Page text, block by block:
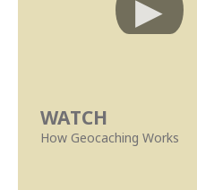
WATCH
How Geocaching Works